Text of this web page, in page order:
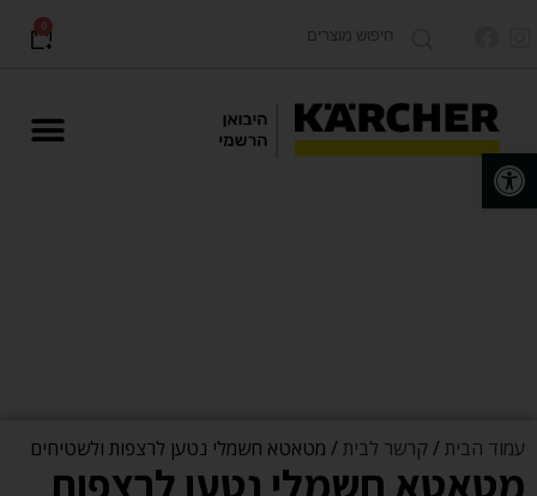
פתח סרגל נגישות
0
עמוד הבית/קרשר לבית/ מטאטא חשמלי נטען לרצפות ולשטיחים
מטאטא חשמלי נטען לרצפות